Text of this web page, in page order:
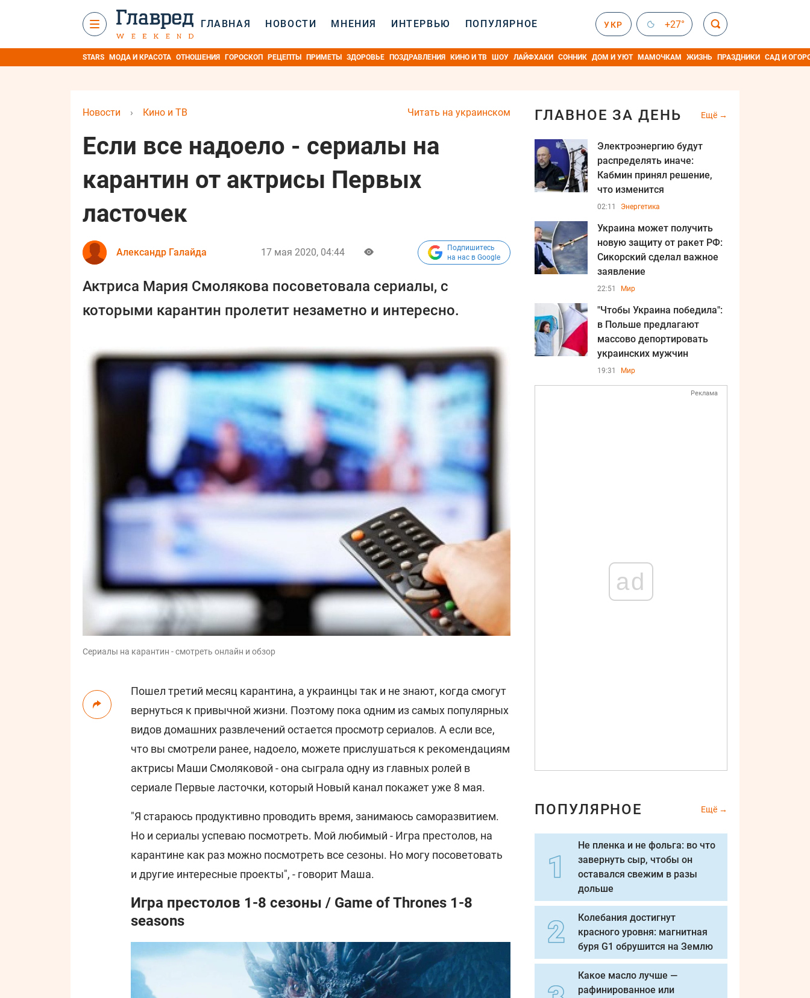
ГЛАВНАЯ НОВОСТИ МНЕНИЯ ИНТЕРВЬЮ ПОПУЛЯРНОЕ УКР +27°
STARS МОДА И КРАСОТА ОТНОШЕНИЯ ГОРОСКОП РЕЦЕПТЫ ПРИМЕТЫ ЗДОРОВЬЕ ПОЗДРАВЛЕНИЯ КИНО И ТВ ШОУ ЛАЙФХАКИ СОННИК ДОМ И УЮТ МАМОЧКАМ ЖИЗНЬ ПРАЗДНИКИ САД И
Читать на украинском
Новости › Кино и ТВ
Если все надоело - сериалы на
карантин от актрисы Первых
ласточек
Александр Галайда 17 мая 2020, 04:44
Подпишитесь
на нас в Google
Актриса Мария Смолякова посоветовала сериалы, с
которыми карантин пролетит незаметно и интересно.
Сериалы на карантин - смотреть онлайн и обзор
Пошел третий месяц карантина, а украинцы так и не знают, когда смогут
вернуться к привычной жизни. Поэтому пока одним из самых популярных
видов домашних развлечений остается просмотр сериалов. А если все,
что вы смотрели ранее, надоело, можете прислушаться к рекомендациям
актрисы Маши Смоляковой - она сыграла одну из главных ролей в
сериале Первые ласточки, который Новый канал покажет уже 8 мая.
"Я стараюсь продуктивно проводить время, занимаюсь саморазвитием.
Но и сериалы успеваю посмотреть. Мой любимый - Игра престолов, на
карантине как раз можно посмотреть все сезоны. Но могу посоветовать
и другие интересные проекты", - говорит Маша.
Игра престолов 1-8 сезоны / Game of Thrones 1-8
seasons
ГЛАВНОЕ ЗА ДЕНЬ Ещё
Электроэнергию будут
распределять иначе:
Кабмин принял решение,
что изменится
02:11 Энергетика
Украина может получить
новую защиту от ракет РФ:
Сикорский сделал важное
заявление
22:51 Мир
"Чтобы Украина победила":
в Польше предлагают
массово депортировать
украинских мужчин
19:31 Мир
Реклама
ad
ПОПУЛЯРНОЕ Ещё
Не пленка и не фольга: во что
завернуть сыр, чтобы он
оставался свежим в разы
дольше
Колебания достигнут
красного уровня: магнитная
буря G1 обрушится на Землю
Какое масло лучше —
рафинированное или